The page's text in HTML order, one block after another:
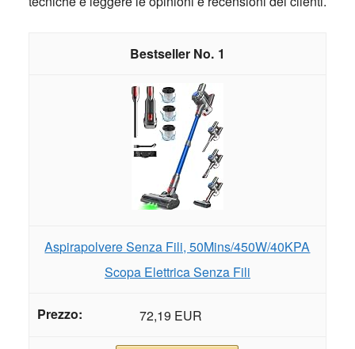
1
Aspirapolvere Senza Fili, 50Mins/450W/40KPA
Scopa Elettrica Senza Fili
72,19 EUR